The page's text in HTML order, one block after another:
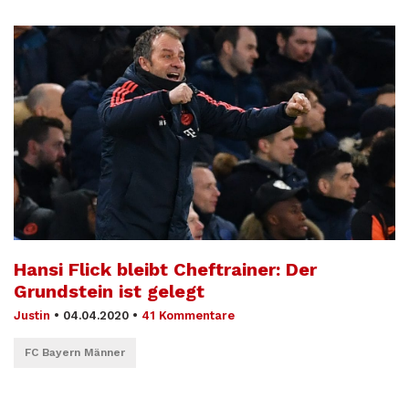
Hansi Flick bleibt Cheftrainer: Der
Grundstein ist gelegt
Justin • 04.04.2020 • 41 Kommentare
FC Bayern Männer